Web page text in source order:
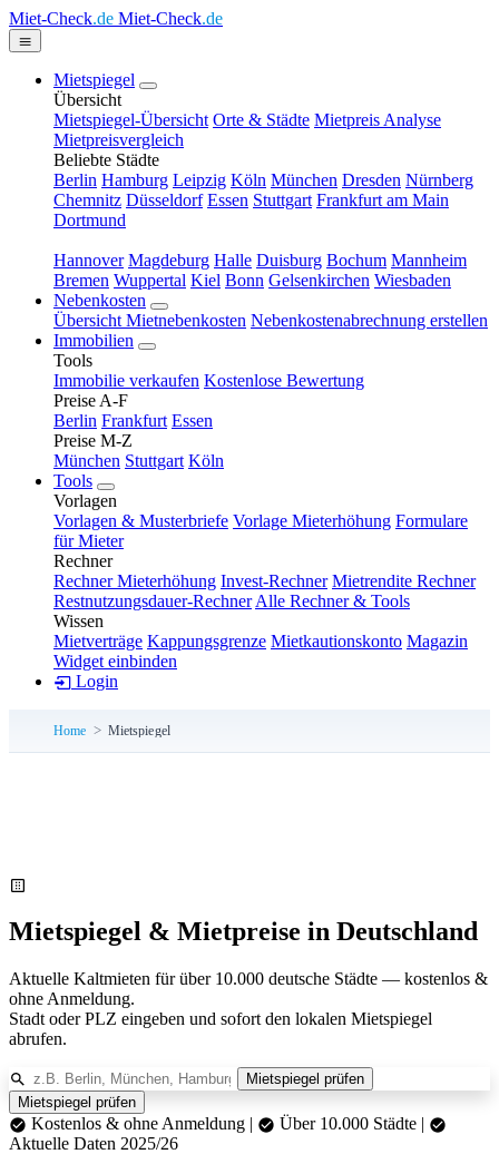
Miet-Check.de Miet-Check.de
Mietspiegel
Übersicht
Mietspiegel-Übersicht Orte & Städte Mietpreis Analyse
Mietpreisvergleich
Beliebte Städte
Berlin Hamburg Leipzig Köln München Dresden Nürnberg
Chemnitz Düsseldorf Essen Stuttgart Frankfurt am Main
Dortmund
Hannover Magdeburg Halle Duisburg Bochum Mannheim
Bremen Wuppertal Kiel Bonn Gelsenkirchen Wiesbaden
Nebenkosten
Übersicht Mietnebenkosten Nebenkostenabrechnung erstellen
Immobilien
Tools
Immobilie verkaufen Kostenlose Bewertung
Preise A-F
Berlin Frankfurt Essen
Preise M-Z
München Stuttgart Köln
Tools
Vorlagen
Vorlagen & Musterbriefe Vorlage Mieterhöhung Formulare
für Mieter
Rechner
Rechner Mieterhöhung Invest-Rechner Mietrendite Rechner
Restnutzungsdauer-Rechner Alle Rechner & Tools
Wissen
Mietverträge Kappungsgrenze Mietkautionskonto Magazin
Widget einbinden
Login
Home Mietspiegel
Mietspiegel & Mietpreise in Deutschland
Aktuelle Kaltmieten für über 10.000 deutsche Städte — kostenlos &
ohne Anmeldung.
Stadt oder PLZ eingeben und sofort den lokalen Mietspiegel
abrufen.
Mietspiegel prüfen
Mietspiegel prüfen
Kostenlos & ohne Anmeldung | Über 10.000 Städte |
Aktuelle Daten 2025/26